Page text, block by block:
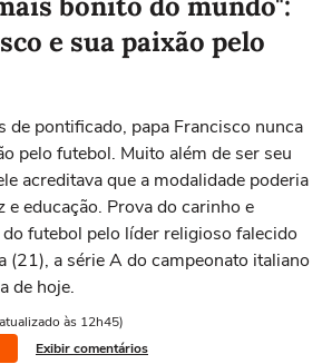
e sua paixão pelo
de pontificado, papa Francisco nunca
pelo futebol. Muito além de ser seu
acreditava que a modalidade poderia
e educação. Prova do carinho e
futebol pelo líder religioso falecido
(21), a série A do campeonato italiano
de hoje.
às 12h45)
Exibir comentários